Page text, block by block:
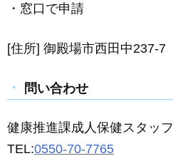
・窓口で申請
[住所] 御殿場市西田中237-7
問い合わせ
健康推進課成人保健スタッフ
TEL:0550-70-7765